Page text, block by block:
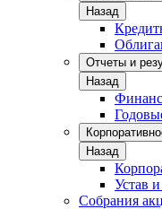
Назад
Отчеты и
Назад
Назад
Устав
Собрания